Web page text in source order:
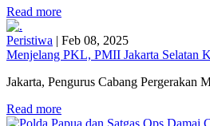
Read more
Peristiwa | Feb 08, 2025
Menjelang PKL, PMII Jakarta Selatan
Jakarta, Pengurus Cabang Pergerakan
Read more